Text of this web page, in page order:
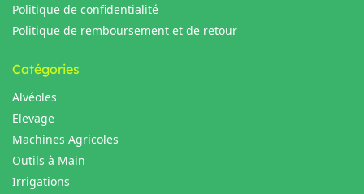
Politique de confidentialité
Politique de remboursement et de retour
Catégories
Alvéoles
Elevage
Machines Agricoles
Outils à Main
Irrigations